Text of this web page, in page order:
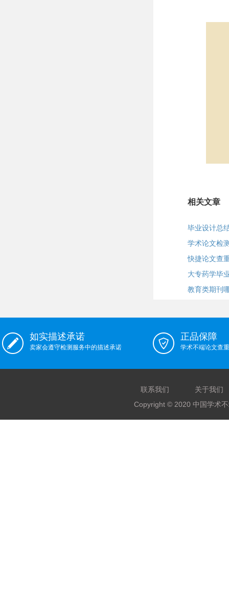
相关文章
毕业设计总
学术论文检
快捷论文查
大专药学毕
教育类期刊
如实描述承诺
卖家会遵守检测服务中的描述承诺
正品保障
学术不端论文查
联系我们
关于我们
Copyright © 2020 中国学术